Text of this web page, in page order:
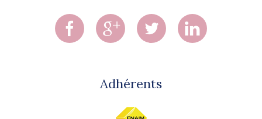
Adhérents